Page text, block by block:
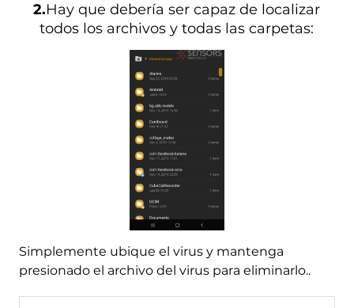
2.Hay que debería ser capaz de localizar
todos los archivos y todas las carpetas:
Simplemente ubique el virus y mantenga
presionado el archivo del virus para eliminarlo..